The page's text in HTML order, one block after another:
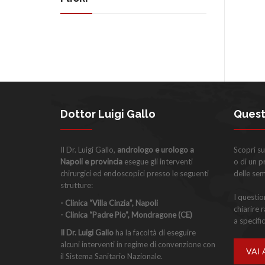
Dottor Luigi Gallo
Il Dr. Luigi Gallo, andrologo e urologo a
Napoli e provincia esegue gli interventi
chirurgici ed endoscopici presso le seguenti
strutture:
- Clinica “Villa Cinzia”, Napoli
- Clinica “Padre Pio”, Mondragone (CE)
Il Dr. Luigi Gallo ha la facoltà di eseguire
alcuni interventi in regime di convenzione con
il Sistema Sanitario Nazionale.
Scopri
o di un
delle
I
chiarire
a
VAI